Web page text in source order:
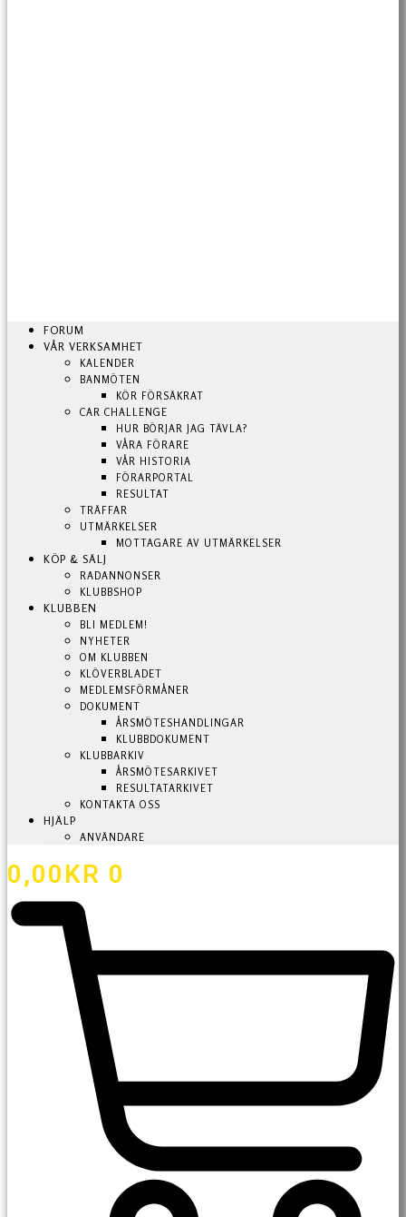
FORUM
VÅR VERKSAMHET
KALENDER
BANMÖTEN
KÖR FÖRSÄKRAT
CAR CHALLENGE
HUR BÖRJAR JAG TÄVLA?
VÅRA FÖRARE
VÅR HISTORIA
FÖRARPORTAL
RESULTAT
TRÄFFAR
UTMÄRKELSER
MOTTAGARE AV UTMÄRKELSER
KÖP & SÄLJ
RADANNONSER
KLUBBSHOP
KLUBBEN
BLI MEDLEM!
NYHETER
OM KLUBBEN
KLÖVERBLADET
MEDLEMSFÖRMÅNER
DOKUMENT
ÅRSMÖTESHANDLINGAR
KLUBBDOKUMENT
KLUBBARKIV
ÅRSMÖTESARKIVET
RESULTATARKIVET
KONTAKTA OSS
HJÄLP
ANVÄNDARE
0,00KR 0